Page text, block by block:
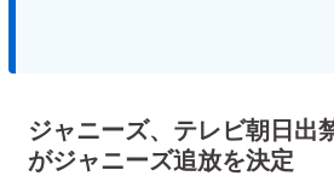
ジャニーズ、テレビ朝日
がジャニーズ追放を決定